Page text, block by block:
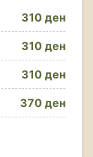
310 ден
310 ден
310 ден
370 ден